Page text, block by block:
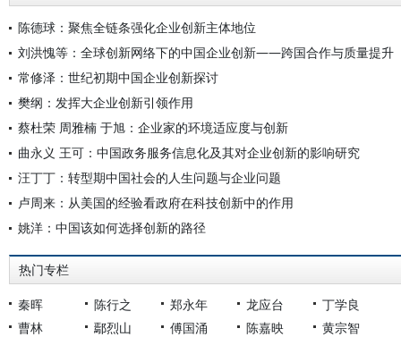
陈德球：聚焦全链条强化企业创新主体地位
刘洪愧等：全球创新网络下的中国企业创新——跨国合作与质量提升
常修泽：世纪初期中国企业创新探讨
樊纲：发挥大企业创新引领作用
蔡杜荣 周雅楠 于旭：企业家的环境适应度与创新
曲永义 王可：中国政务服务信息化及其对企业创新的影响研究
汪丁丁：转型期中国社会的人生问题与企业问题
卢周来：从美国的经验看政府在科技创新中的作用
姚洋：中国该如何选择创新的路径
热门专栏
秦晖 陈行之 郑永年 龙应台
丁学良
曹林
鄢烈山 傅国涌 陈嘉映
黄宗智